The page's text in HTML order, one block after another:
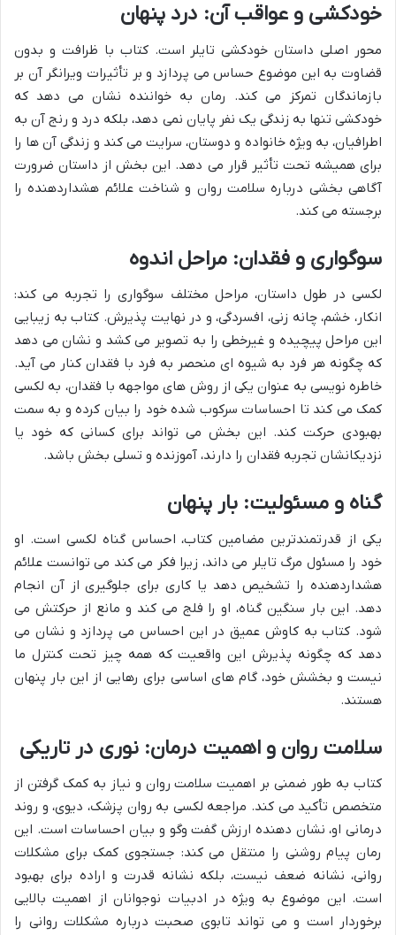
خودکشی و عواقب آن: درد پنهان
محور اصلی داستان خودکشی تایلر است. کتاب با ظرافت و بدون
قضاوت به این موضوع حساس می پردازد و بر تأثیرات ویرانگر آن بر
بازماندگان تمرکز می کند. رمان به خواننده نشان می دهد که
خودکشی تنها به زندگی یک نفر پایان نمی دهد، بلکه درد و رنج آن به
اطرافیان، به ویژه خانواده و دوستان، سرایت می کند و زندگی آن ها را
برای همیشه تحت تأثیر قرار می دهد. این بخش از داستان ضرورت
آگاهی بخشی درباره سلامت روان و شناخت علائم هشداردهنده را
برجسته می کند.
سوگواری و فقدان: مراحل اندوه
لکسی در طول داستان، مراحل مختلف سوگواری را تجربه می کند:
انکار، خشم، چانه زنی، افسردگی، و در نهایت پذیرش. کتاب به زیبایی
این مراحل پیچیده و غیرخطی را به تصویر می کشد و نشان می دهد
که چگونه هر فرد به شیوه ای منحصر به فرد با فقدان کنار می آید.
خاطره نویسی به عنوان یکی از روش های مواجهه با فقدان، به لکسی
کمک می کند تا احساسات سرکوب شده خود را بیان کرده و به سمت
بهبودی حرکت کند. این بخش می تواند برای کسانی که خود یا
نزدیکانشان تجربه فقدان را دارند، آموزنده و تسلی بخش باشد.
گناه و مسئولیت: بار پنهان
یکی از قدرتمندترین مضامین کتاب، احساس گناه لکسی است. او
خود را مسئول مرگ تایلر می داند، زیرا فکر می کند می توانست علائم
هشداردهنده را تشخیص دهد یا کاری برای جلوگیری از آن انجام
دهد. این بار سنگین گناه، او را فلج می کند و مانع از حرکتش می
شود. کتاب به کاوش عمیق در این احساس می پردازد و نشان می
دهد که چگونه پذیرش این واقعیت که همه چیز تحت کنترل ما
نیست و بخشش خود، گام های اساسی برای رهایی از این بار پنهان
هستند.
سلامت روان و اهمیت درمان: نوری در تاریکی
کتاب به طور ضمنی بر اهمیت سلامت روان و نیاز به کمک گرفتن از
متخصص تأکید می کند. مراجعه لکسی به روان پزشک، دیوی، و روند
درمانی او، نشان دهنده ارزش گفت وگو و بیان احساسات است. این
رمان پیام روشنی را منتقل می کند: جستجوی کمک برای مشکلات
روانی، نشانه ضعف نیست، بلکه نشانه قدرت و اراده برای بهبود
است. این موضوع به ویژه در ادبیات نوجوانان از اهمیت بالایی
برخوردار است و می تواند تابوی صحبت درباره مشکلات روانی را